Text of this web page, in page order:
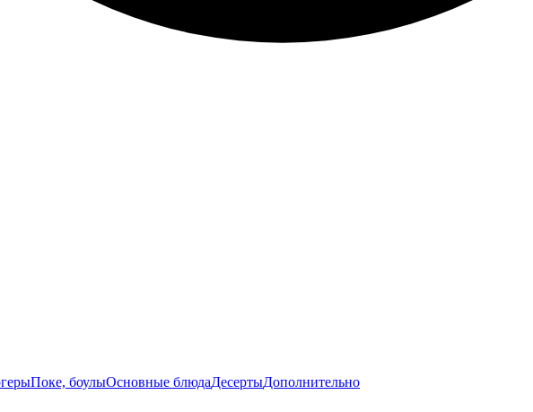
Поке, боулыОсновные блюдаДесертыДополнительно